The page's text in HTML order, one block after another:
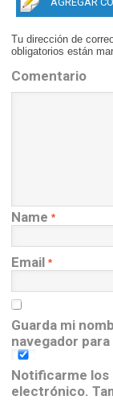
Tu dirección de
obligatorios están
Comentario
Name *
Email *
Guarda mi
navegador
Notificarme
electrónico.